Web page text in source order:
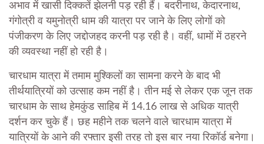
अभाव में खासी दिक्कतें झेलनी पड़ रही हैं। बदरीनाथ, केदारनाथ,
गंगोत्री व यमुनोत्री धाम की यात्रा पर जाने के लिए लोगों को
पंजीकरण के लिए जद्दोजहद करनी पड़ रही है। वहीं, धामों में ठहरने
की व्यवस्था नहीं हो रही है।
चारधाम यात्रा में तमाम मुश्किलों का सामना करने के बाद भी
तीर्थयात्रियों को उत्साह कम नहीं है। तीन मई से लेकर एक जून तक
चारधाम के साथ हेमकुंड साहिब में 14.16 लाख से अधिक यात्री
दर्शन कर चुके हैं। छह महीने तक चलने वाले चारधाम यात्रा में
यात्रियों के आने की रफ्तार इसी तरह तो इस बार नया रिकॉर्ड बनेगा।